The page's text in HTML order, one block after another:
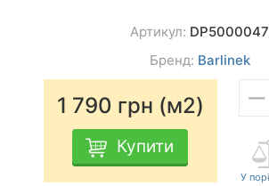
Артикул: DP5000047
Бренд: Barlinek
1 790 грн (м2)
Купити
−